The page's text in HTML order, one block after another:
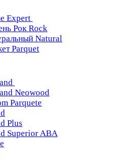
Expert
Рок Rock
Natural
Parquet
Neowood
Parquete
Plus
Superior ABA